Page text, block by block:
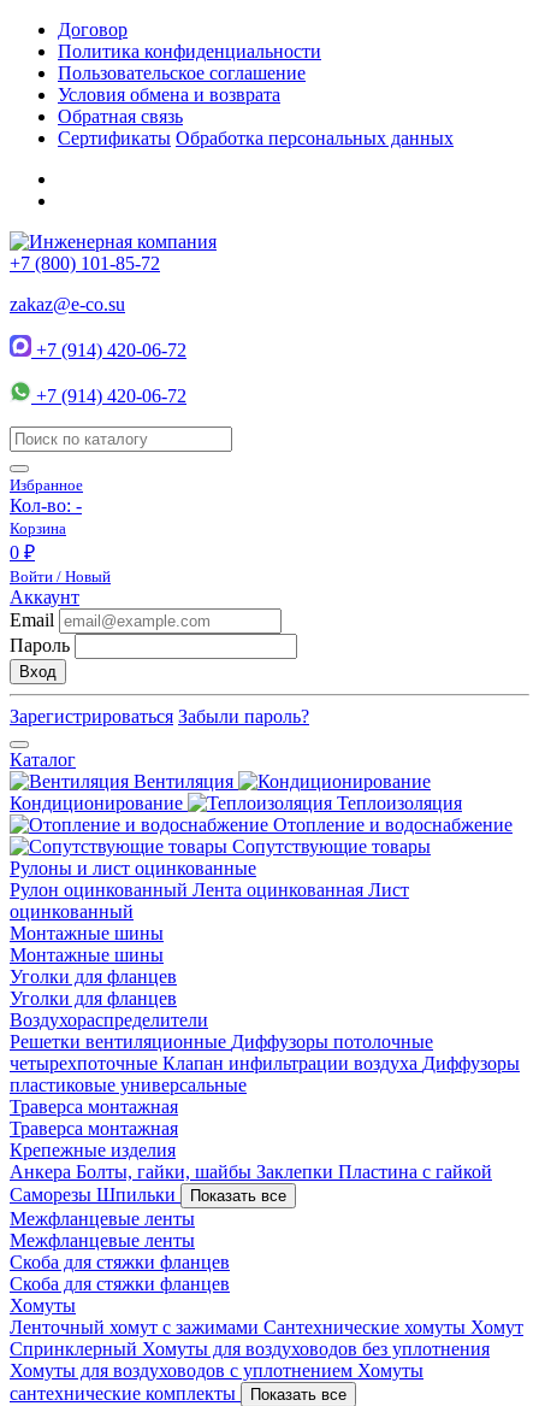
Договор
Политика конфиденциальности
Пользовательское соглашение
Условия обмена и возврата
Обратная связь
Сертификаты Обработка персональных данных
+7 (800) 101-85-72
zakaz@e-co.su
+7 (914) 420-06-72
+7 (914) 420-06-72
Избранное
Кол-во: -
Корзина
0 ₽
Войти / Новый
Аккаунт
Email
Пароль
Вход
Зарегистрироваться Забыли пароль?
Каталог
Вентиляция
Кондиционирование
Теплоизоляция
Отопление и водоснабжение
Сопутствующие товары
Рулоны и лист оцинкованные
Рулон оцинкованный Лента оцинкованная Лист
оцинкованный
Монтажные шины
Монтажные шины
Уголки для фланцев
Уголки для фланцев
Воздухораспределители
Решетки вентиляционные Диффузоры потолочные
четырехпоточные Клапан инфильтрации воздуха Диффузоры
пластиковые универсальные
Траверса монтажная
Траверса монтажная
Крепежные изделия
Анкера Болты, гайки, шайбы Заклепки Пластина с гайкой
Саморезы Шпильки Показать все
Межфланцевые ленты
Межфланцевые ленты
Скоба для стяжки фланцев
Скоба для стяжки фланцев
Хомуты
Ленточный хомут с зажимами Сантехнические хомуты Хомут
Спринклерный Хомуты для воздуховодов без уплотнения
Хомуты для воздуховодов с уплотнением Хомуты
сантехнические комплекты
Показать все